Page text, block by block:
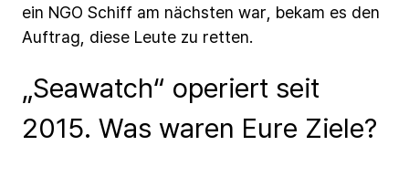
ein NGO Schiff am nächsten war, bekam es den
Auftrag, diese Leute zu retten.
„Seawatch“ operiert seit
2015. Was waren Eure Ziele?